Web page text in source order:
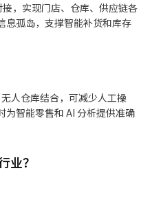
接，实现门店、仓库、供应链各
息孤岛，支撑智能补货和库存
人仓库结合，可减少人工操
为智能零售和 AI 分析提供准确
业？